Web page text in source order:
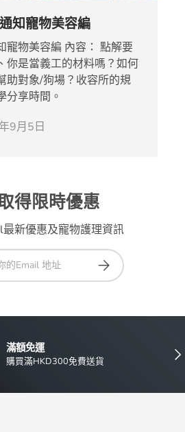
知寵物美容編
寵物美容編 內容： 點解要
你是當義工的材料嗎？如何
助對象/狗場？收容所的規
分享時間。
9月5日
得限時優惠
新優惠及寵物護理資訊
訂閱
下
滿額免運
購買滿HKD300免費送貨